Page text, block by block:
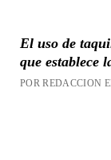
El uso de
que establece
POR REDACCION